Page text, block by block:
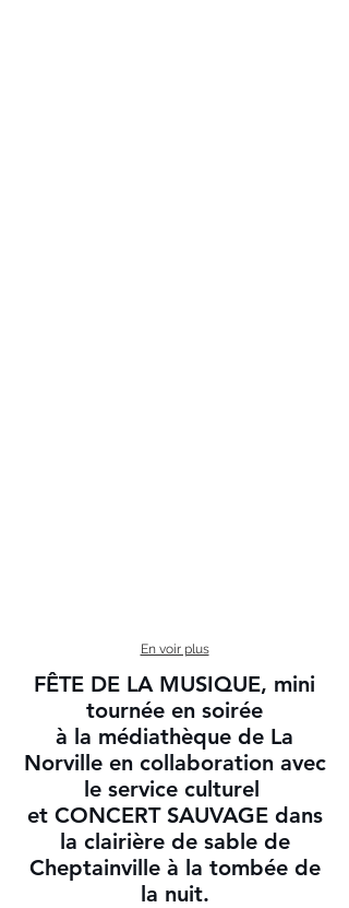
En voir plus
FÊTE DE LA MUSIQUE, mini
tournée en soirée
à la médiathèque de La
Norville en collaboration avec
le service culturel
et CONCERT SAUVAGE dans
la clairière de sable de
Cheptainville à la tombée de
la nuit.